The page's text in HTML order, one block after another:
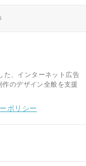
た、インターネット広告
のデザイン全般を支援
ポリシー